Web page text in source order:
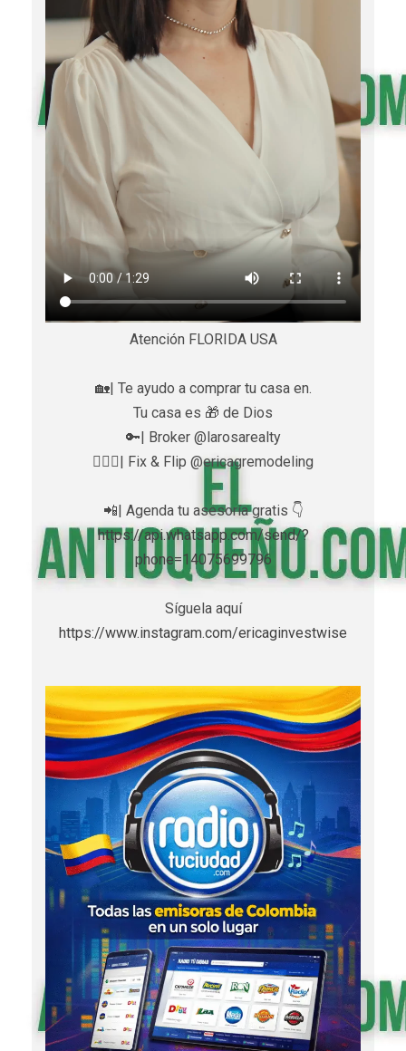
Atención FLORIDA USA
🏡| Te ayudo a comprar tu casa en.
Tu casa es 🎁 de Dios
🔑| Broker @larosarealty
👷🏼‍♀️| Fix & Flip @ericagremodeling
📲| Agenda tu asesoría gratis 👇
https://api.whatsapp.com/send/?
phone=14075699796
Síguela aquí
https://www.instagram.com/ericaginvestwise